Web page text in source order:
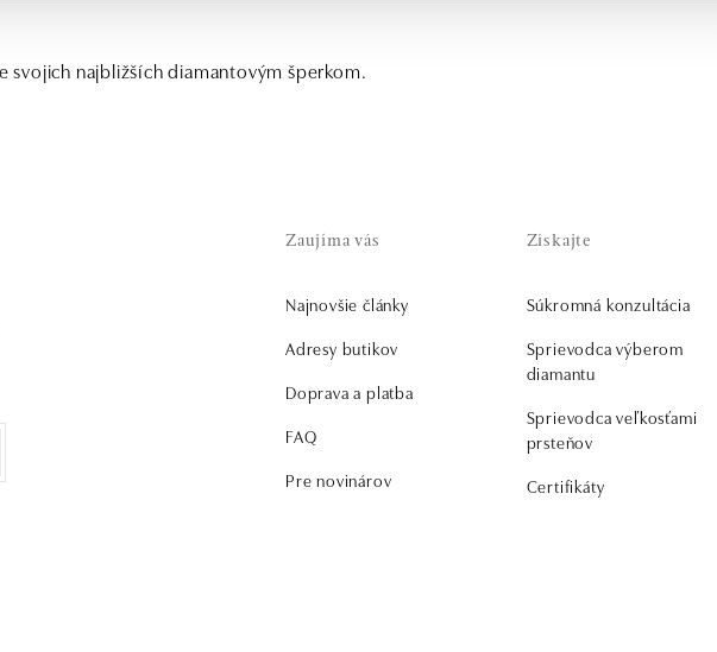
svojich najbližších diamantovým šperkom.
Zaujíma vás
Najnovšie články
Adresy butikov
Doprava a platba
FAQ
Pre novinárov
Získajte
Súkromná konzultácia
Sprievodca výberom
diamantu
Sprievodca veľkosťami
prsteňov
Certifikáty